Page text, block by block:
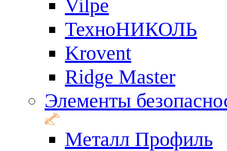
Vilpe
ТехноНИКОЛЬ
Krovent
Ridge Master
Элементы
Металл Профиль